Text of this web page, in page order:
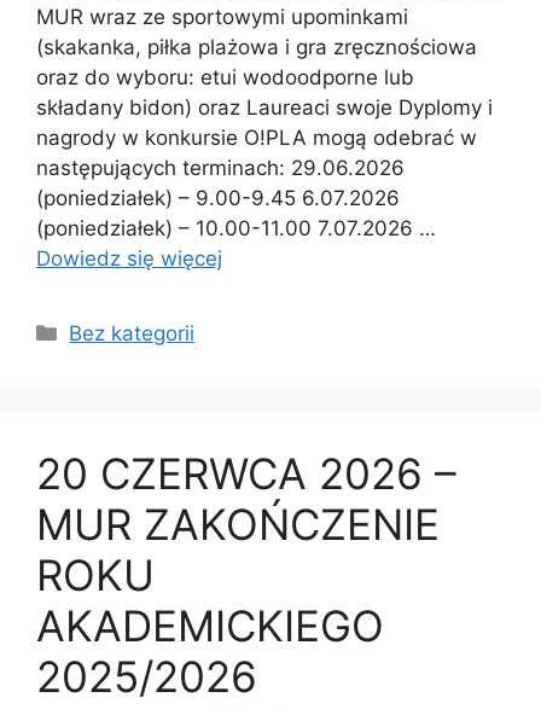
MUR wraz ze sportowymi upominkami
(skakanka, piłka plażowa i gra zręcznościowa
oraz do wyboru: etui wodoodporne lub
składany bidon) oraz Laureaci swoje Dyplomy i
nagrody w konkursie O!PLA mogą odebrać w
następujących terminach: 29.06.2026
(poniedziałek) – 9.00-9.45 6.07.2026
(poniedziałek) – 10.00-11.00 7.07.2026 …
Dowiedz się więcej
Bez kategorii
20 CZERWCA 2026 –
MUR ZAKOŃCZENIE
ROKU
AKADEMICKIEGO
2025/2026